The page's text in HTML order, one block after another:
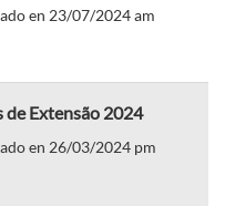
en 23/07/2024 am
de Extensão 2024
en 26/03/2024 pm